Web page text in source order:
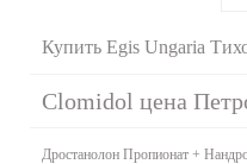
Купить Egis Ungaria
Clomidol цена
Дростанолон Пропионат +